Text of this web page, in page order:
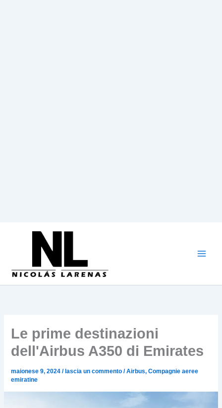
Le prime destinazioni
dell'Airbus A350 di Emirates
maionese 9, 2024/ lascia un commento /Airbus,Compagnie aeree
emiratine